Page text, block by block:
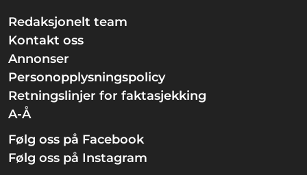
Redaksjonelt team
Kontakt oss
Annonser
Personopplysningspolicy
Retningslinjer for faktasjekking
A-Å
Følg oss på Facebook
Følg oss på Instagram